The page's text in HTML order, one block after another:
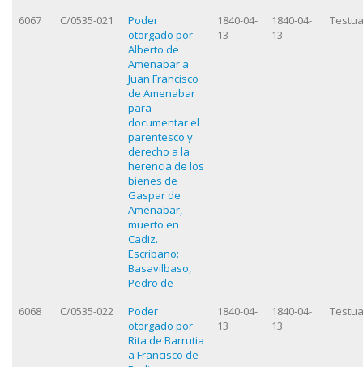
6067 C/0535-021
Poder
otorgado por
Alberto de
Amenabar a
Juan Francisco
de Amenabar
para
documentar el
parentesco y
derecho a la
herencia de los
bienes de
Gaspar de
Amenabar,
muerto en
Cadiz.
Escribano:
Basavilbaso,
Pedro de
1840-04-
13
1840-04-
13
6068 C/0535-022
Poder
otorgado por
Rita de Barrutia
a Francisco de
1840-04-
13
1840-04-
13